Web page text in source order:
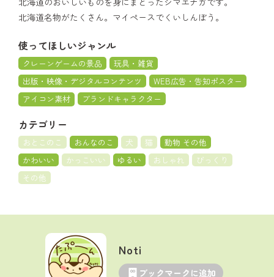
北海道名物がたくさん。マイペースでくいしんぼう。
使ってほしいジャンル
クレーンゲームの景品
玩具・雑貨
出版・映像・デジタルコンテンツ
WEB広告・告知ポスター
アイコン素材
ブランドキャラクター
カテゴリー
おとこのこ おんなのこ 犬 猫
動物 その他
かわいい
かっこいい ゆるい おしゃれ
びっくり
その他
Noti
ブックマークに追加